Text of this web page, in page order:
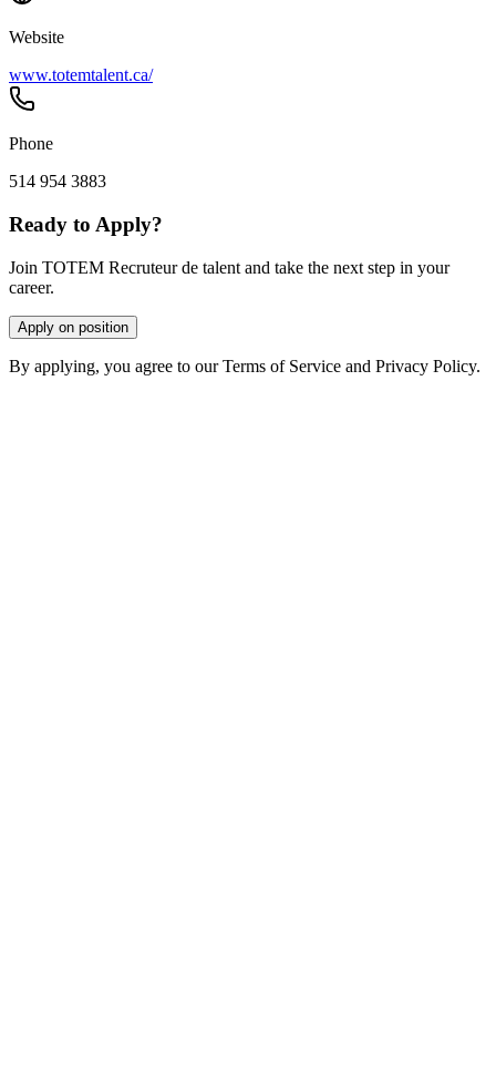
Website
www.totemtalent.ca/
Phone
514 954 3883
Ready to Apply?
Join TOTEM Recruteur de talent and take the next step in your
career.
Apply on position
By applying, you agree to our Terms of Service and Privacy Policy.